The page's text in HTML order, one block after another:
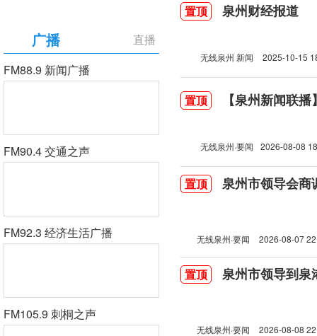
直播
广播
FM88.9 新闻广播
FM90.4 交通之声
FM92.3 经济生活广播
FM105.9 刺桐之声
置顶 泉州财经报道
无线泉州 新闻 2025-10-15
置顶 【泉州新闻联
无线泉州·要闻 2026-08-08
置顶 泉州市领导会商
无线泉州·要闻 2026-08-07
置顶 泉州市领导到泉
无线泉州·要闻 2026-08-08